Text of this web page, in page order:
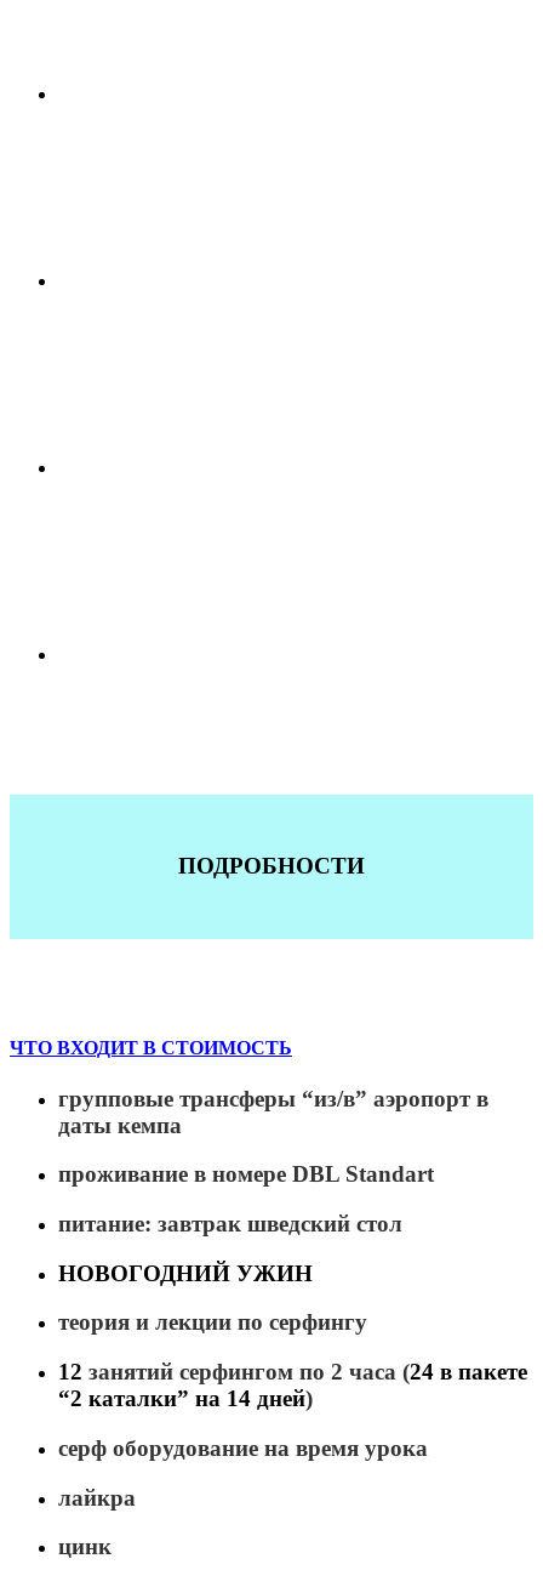
ПОДРОБНОСТИ
ЧТО ВХОДИТ В СТОИМОСТЬ
групповые трансферы “из/в” аэропорт в
даты кемпа
проживание в номере DBL Standart
питание: завтрак шведский стол
НОВОГОДНИЙ УЖИН
теория и лекции по серфингу
12 занятий серфингом по 2 часа (24 в пакете
“2 каталки” на 14 дней)
серф оборудование на время урока
лайкра
цинк